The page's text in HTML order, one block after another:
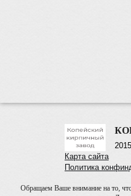
Карта сайта
Политика
Обращаем Ваше внимание на то,